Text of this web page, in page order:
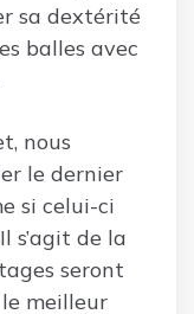
sa dextérité
balles avec
nous
le dernier
si celui-ci
s’agit de la
seront
meilleur